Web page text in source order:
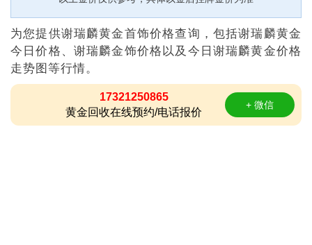
为您提供谢瑞麟黄金首饰价格查询，包括谢瑞麟黄金
今日价格、谢瑞麟金饰价格以及今日谢瑞麟黄金价格
走势图等行情。
17321250865
黄金回收在线预约/电话报价
+ 微信